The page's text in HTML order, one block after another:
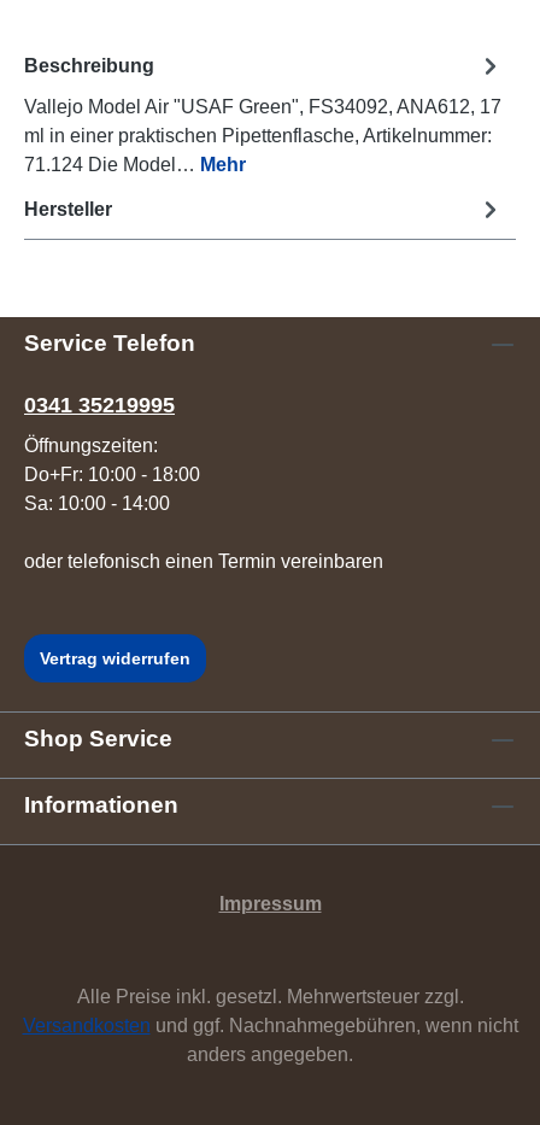
Beschreibung
Vallejo Model Air "USAF Green", FS34092, ANA612, 17
ml in einer praktischen Pipettenflasche, Artikelnummer:
71.124 Die Model… Mehr
Hersteller
Service Telefon
0341 35219995
Öffnungszeiten:
Do+Fr: 10:00 - 18:00
Sa: 10:00 - 14:00
oder telefonisch einen Termin vereinbaren
Vertrag widerrufen
Shop Service
Informationen
Impressum
Alle Preise inkl. gesetzl. Mehrwertsteuer zzgl.
Versandkosten und ggf. Nachnahmegebühren, wenn nicht
anders angegeben.